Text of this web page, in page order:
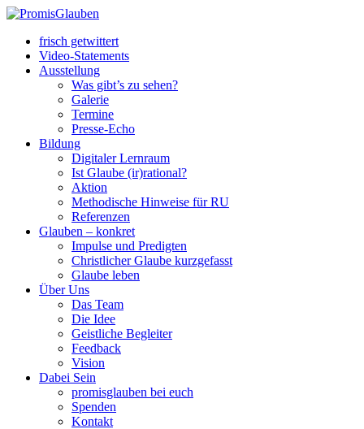
frisch getwittert
Video-Statements
Ausstellung
Was gibt’s zu sehen?
Galerie
Termine
Presse-Echo
Bildung
Digitaler Lernraum
Ist Glaube (ir)rational?
Aktion
Methodische Hinweise für RU
Referenzen
Glauben – konkret
Impulse und Predigten
Christlicher Glaube kurzgefasst
Glaube leben
Über Uns
Das Team
Die Idee
Geistliche Begleiter
Feedback
Vision
Dabei Sein
promisglauben bei euch
Spenden
Kontakt